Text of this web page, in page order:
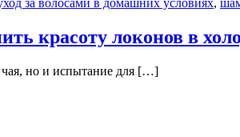
за волосами в домашних условиях,
красоту локонов в
чая, но и испытание для […]